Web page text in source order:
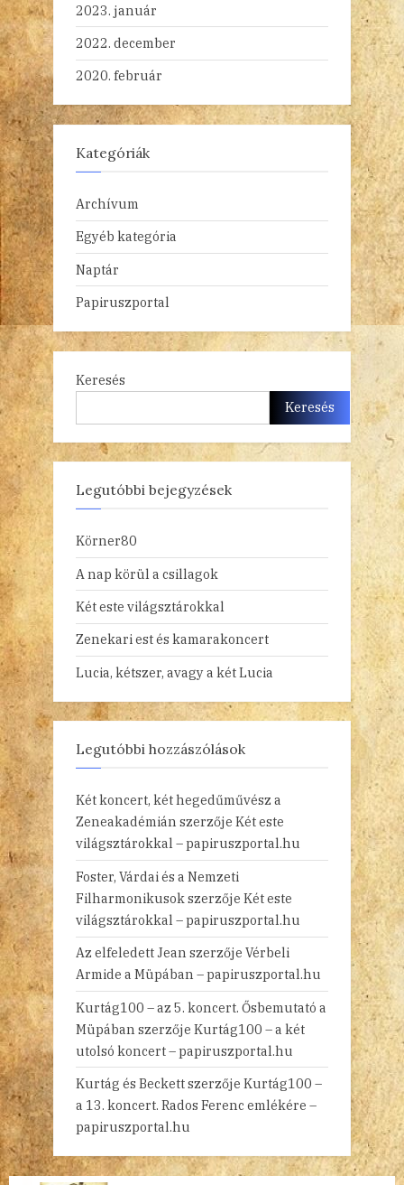
2023. január
2022. december
2020. február
Kategóriák
Archívum
Egyéb kategória
Naptár
Papiruszportal
Keresés
Keresés
Legutóbbi bejegyzések
Körner80
A nap körül a csillagok
Két este világsztárokkal
Zenekari est és kamarakoncert
Lucia, kétszer, avagy a két Lucia
Legutóbbi hozzászólások
Két koncert, két hegedűművész a
Zeneakadémián szerzője Két este
világsztárokkal – papiruszportal.hu
Foster, Várdai és a Nemzeti
Filharmonikusokszerzője Két este
világsztárokkal – papiruszportal.hu
Az elfeledett Jean szerzője Vérbeli
Armide a Müpában – papiruszportal.hu
Kurtág100 – az 5. koncert. Ősbemutató a
Müpában szerzője Kurtág100 – a két
utolsó koncert – papiruszportal.hu
Kurtág és Beckettszerzője Kurtág100 –
a 13. koncert. Rados Ferenc emlékére –
papiruszportal.hu